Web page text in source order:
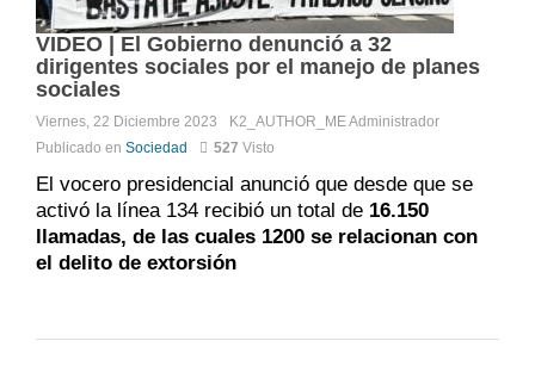
VIDEO | El Gobierno denunció a 32
dirigentes sociales por el manejo de planes
sociales
Viernes, 22 Diciembre 2023 K2_AUTHOR_MEAdministrador
Publicado en Sociedad 527 Visto
El vocero presidencial anunció que desde que se
activó la línea 134 recibió un total de 16.150
llamadas, de las cuales 1200 se relacionan con
el delito de extorsión